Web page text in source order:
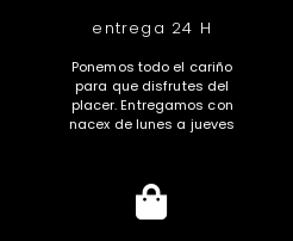
entrega 24 H
Ponemos todo el cariño
para que disfrutes del
placer. Entregamos con
nacex de lunes a jueves